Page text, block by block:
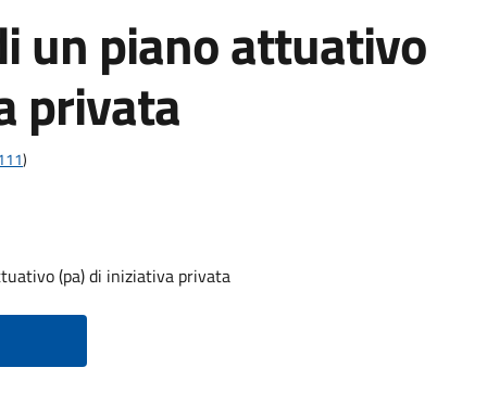
un piano attuativo
privata
)
(pa) di iniziativa privata